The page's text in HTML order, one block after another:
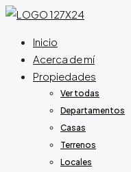
Inicio
Acerca de mí
Propiedades
Ver todas
Departamentos
Casas
Terrenos
Locales